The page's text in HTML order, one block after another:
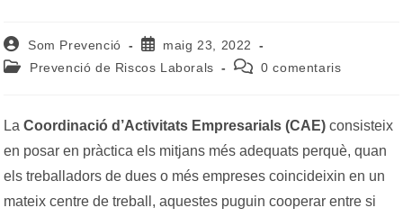
Autor
de
l'entrada:
Som Prevenció
Entrada
publicada:
maig 23, 2022
Categoria
Prevenció de Riscos Laborals
Comentaris
0 comentaris
LaCoordinació d’Activitats Empresarials (CAE)consisteix
en posar en pràctica els mitjans més adequats perquè, quan
els treballadors de dues o més empreses coincideixin en un
mateix centre de treball, aquestes puguin cooperar entre si